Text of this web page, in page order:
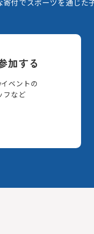
付でスポーツを通じた
加する
ベントの
フなど